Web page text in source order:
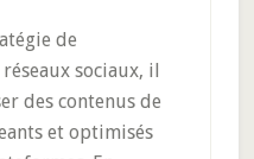
de
sociaux, il
des contenus de
et optimisés